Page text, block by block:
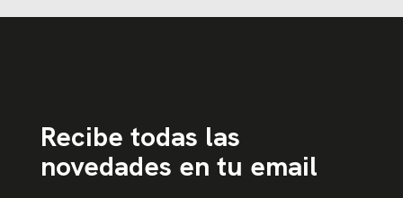
Recibe todas las
novedades en tu email